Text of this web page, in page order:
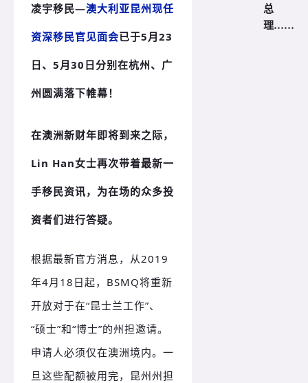
凌宇移民—澳大利亚昆州现任
资深移民官见面会已于5月23
日、5月30日分别在杭州、广
州圆满落下帷幕！
在澳洲新财年即将到来之际，
Lin Han女士再次带着最新一
手移民资讯，为在场的众多投
资者们进行答疑。
根据最新官方消息，从2019
年4月18日起，BSMQ将重新
开放对于在“昆士兰工作”、
“硕士”和“博士”的州担邀请。
申请人必须仅在澳洲境内。一
旦这些配额被用完，昆州州担
总
理……